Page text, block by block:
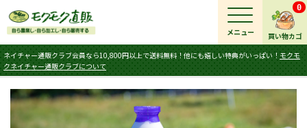
買い物カゴ
0
ネイチャー通販クラブ会員なら10,800円以上で送料無料！他にも嬉しい特典がいっぱい！ モクモ
クネイチャー通販クラブについて
メニュー